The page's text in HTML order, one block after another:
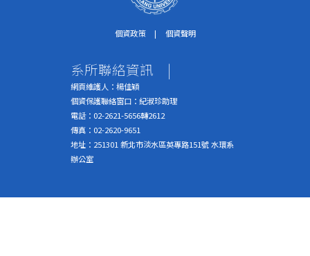
個資政策 | 個資聲明
系所聯絡資訊 |
網頁維護人：楊佳穎
個資保護聯絡窗口：紀淑珍助理
電話：02-2621-5656轉2612
傳真：02-2620-9651
地址：251301 新北市淡水區英專路151號 水環系
辦公室